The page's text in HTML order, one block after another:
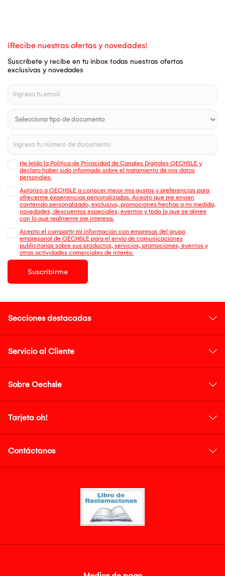
¡Recibe nuestras ofertas y novedades!
Suscríbete y recibe en tu inbox todas nuestras ofertas
exclusivas y novedades
He leído la Política de Privacidad de Canales Digitales OECHSLE y
declaro haber sido informado sobre el tratamiento de mis datos
personales.
Autorizo a OECHSLE a conocer mejor mis gustos y preferencias para
ofrecerme experiencias personalizadas. Acepto que me envien
contenido personalizado, exclusivo, promociones hechas a mi medida,
novedades, descuentos especiales, eventos y todo lo que se alinee
con lo que realmente me interesa.
Acepto el compartir mi información con empresas del grupo
empresarial de OECHSLE para el envío de comunicaciones
publicitarias sobre sus productos, servicios, promociones, eventos y
otras actividades comerciales de interés.
Suscribirme
Secciones destacadas
Servicio al Cliente
Sobre Oechsle
Tarjeta oh!
Contáctanos